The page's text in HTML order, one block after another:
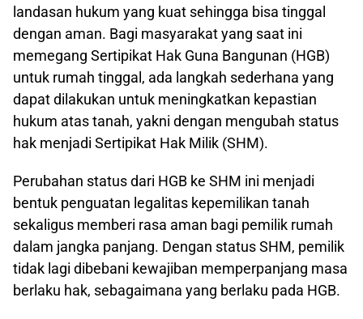
landasan hukum yang kuat sehingga bisa tinggal
dengan aman. Bagi masyarakat yang saat ini
memegang Sertipikat Hak Guna Bangunan (HGB)
untuk rumah tinggal, ada langkah sederhana yang
dapat dilakukan untuk meningkatkan kepastian
hukum atas tanah, yakni dengan mengubah status
hak menjadi Sertipikat Hak Milik (SHM).
Perubahan status dari HGB ke SHM ini menjadi
bentuk penguatan legalitas kepemilikan tanah
sekaligus memberi rasa aman bagi pemilik rumah
dalam jangka panjang. Dengan status SHM, pemilik
tidak lagi dibebani kewajiban memperpanjang masa
berlaku hak, sebagaimana yang berlaku pada HGB.